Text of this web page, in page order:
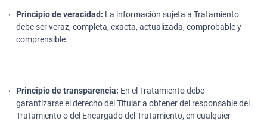
Principio de veracidad: La información sujeta a Tratamiento
debe ser veraz, completa, exacta, actualizada, comprobable y
comprensible.
Principio de transparencia: En el Tratamiento debe
garantizarse el derecho del Titular a obtener del responsable del
Tratamiento o del Encargado del Tratamiento, en cualquier